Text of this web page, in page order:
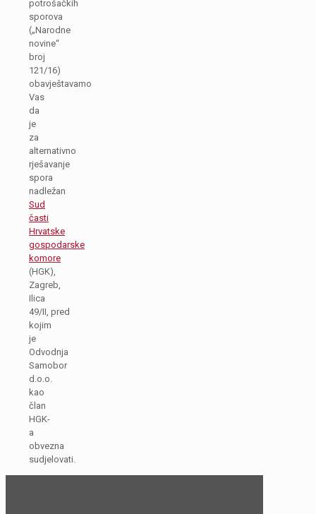
potrošačkih
sporova
(„Narodne
novine“
broj
121/16)
obavještavamo
Vas
da
je
za
alternativno
rješavanje
spora
nadležan
Sud
časti
Hrvatske
gospodarske
komore
(HGK),
Zagreb,
Ilica
49/II, pred
kojim
je
Odvodnja
Samobor
d.o.o.
kao
član
HGK-
a
obvezna
sudjelovati.